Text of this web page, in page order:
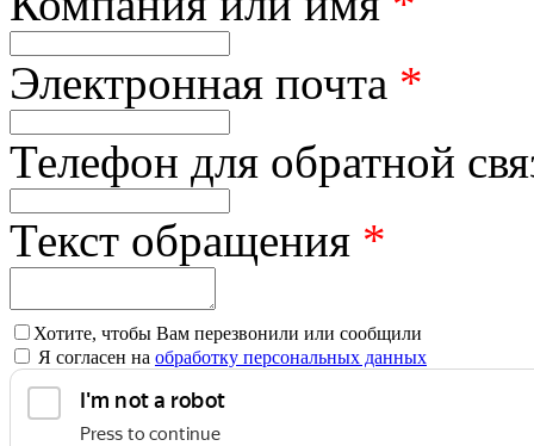
Электронная почта *
Телефон для обратной
Текст обращения *
Хотите, чтобы Вам перезвонили или сообщили
Я согласен на обработку персональных данных